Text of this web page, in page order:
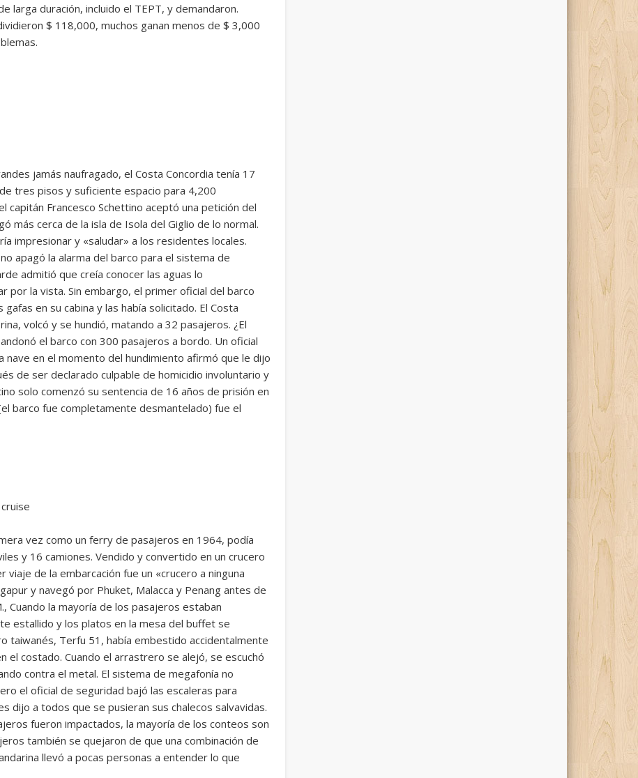
larga duración, incluido el TEPT, y demandaron.
$ 118,000, muchos ganan menos de $ 3,000
jamás naufragado, el Costa Concordia tenía 17
tres pisos y suficiente espacio para 4,200
capitán Francesco Schettino aceptó una petición del
más cerca de la isla de Isola del Giglio de lo normal.
impresionar y «saludar» a los residentes locales.
apagó la alarma del barco para el sistema de
admitió que creía conocer las aguas lo
por la vista. Sin embargo, el primer oficial del barco
en su cabina y las había solicitado. El Costa
volcó y se hundió, matando a 32 pasajeros. ¿El
el barco con 300 pasajeros a bordo. Un oficial
nave en el momento del hundimiento afirmó que le dijo
de ser declarado culpable de homicidio involuntario y
solo comenzó su sentencia de 16 años de prisión en
barco fue completamente desmantelado) fue el
vez como un ferry de pasajeros en 1964, podía
y 16 camiones. Vendido y convertido en un crucero
de la embarcación fue un «crucero a ninguna
y navegó por Phuket, Malacca y Penang antes de
Cuando la mayoría de los pasajeros estaban
estallido y los platos en la mesa del buffet se
taiwanés, Terfu 51, había embestido accidentalmente
el costado. Cuando el arrastrero se alejó, se escuchó
contra el metal. El sistema de megafonía no
el oficial de seguridad bajó las escaleras para
dijo a todos que se pusieran sus chalecos salvavidas.
fueron impactados, la mayoría de los conteos son
también se quejaron de que una combinación de
llevó a pocas personas a entender lo que